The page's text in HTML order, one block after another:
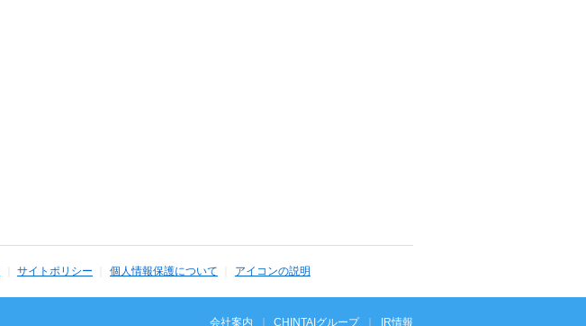
サイトポリシー 個人情報保護について アイコンの説明
会社案内 CHINTAIグループ IR情報